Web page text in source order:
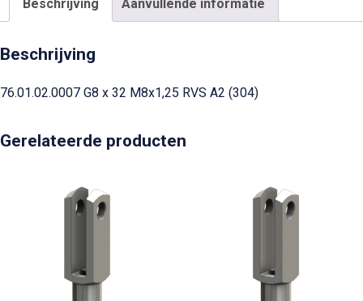
Beschrijving Aanvullende informatie
Beschrijving
76.01.02.0007 G8 x 32 M8x1,25 RVS A2 (304)
Gerelateerde producten